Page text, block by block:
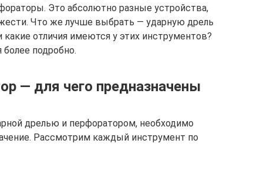
Это абсолютно разные устройства,
Что же лучше выбрать — ударную дрель
отличия имеются у этих инструментов?
более подробно.
— для чего предназначены
дрелью и перфоратором, необходимо
Рассмотрим каждый инструмент по